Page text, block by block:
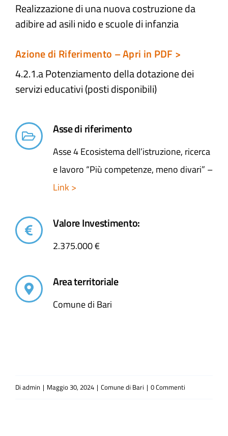
Progetti
Realizzazione di una nuova costruzione da
adibire ad asili nido e scuole di infanzia
Azione di Riferimento – Apri in PDF >
4.2.1.a Potenziamento della dotazione dei
servizi educativi (posti disponibili)
Asse di riferimento
Asse 4 Ecosistema dell’istruzione, ricerca
e lavoro “Più competenze, meno divari” –
Link >
Valore Investimento:
2.375.000 €
Area territoriale
Comune di Bari
Di admin | Maggio 30, 2024 | Comune di Bari | 0 Commenti